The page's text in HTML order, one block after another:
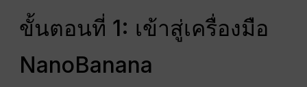
ขั้นตอนที่ 1: เข้าสู่เครื่องมือ
NanoBanana